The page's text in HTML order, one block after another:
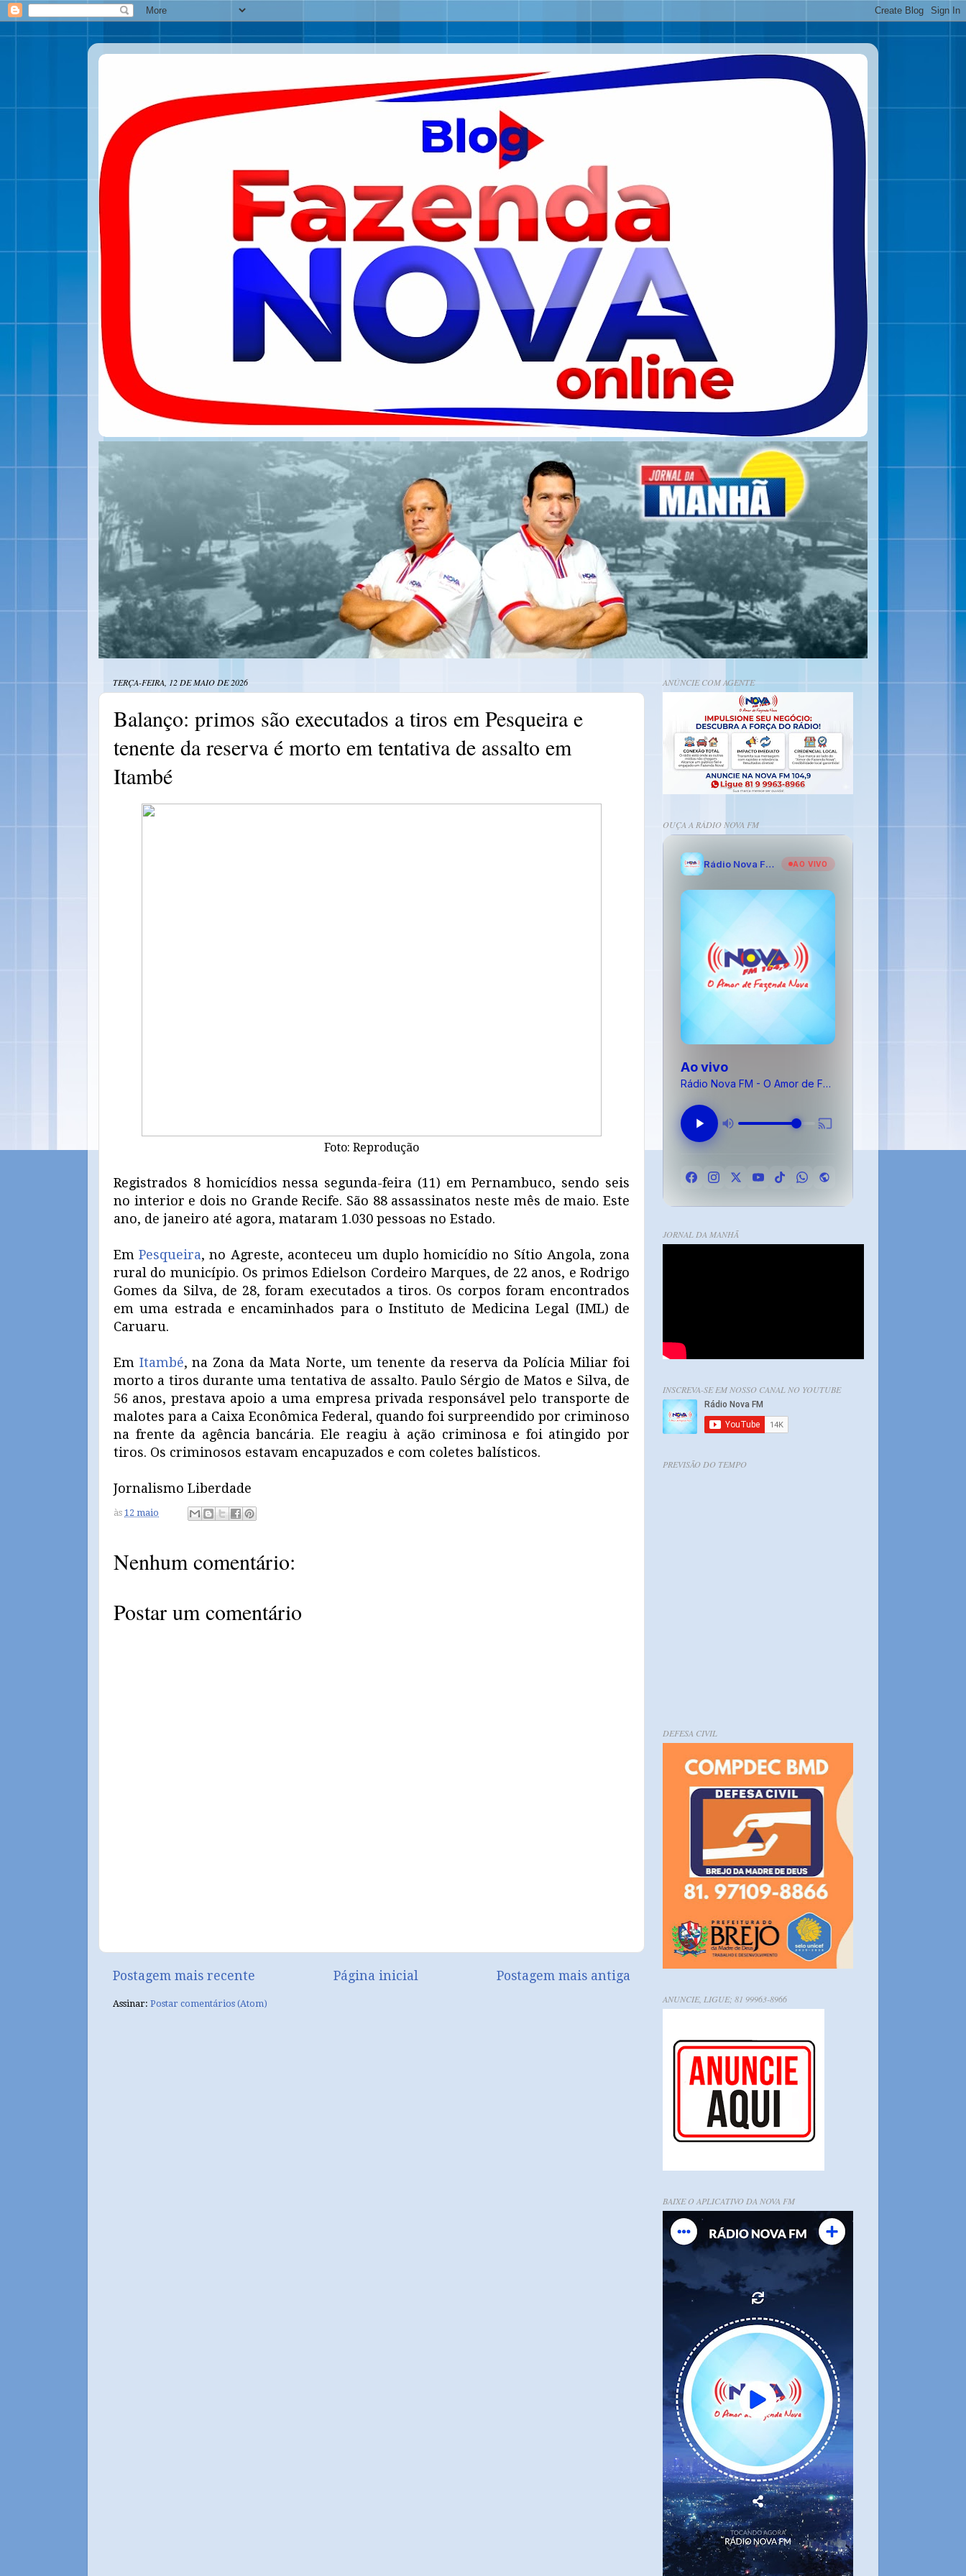
TERÇA-FEIRA, 12 DE MAIO DE 2026
Balanço: primos são executados a tiros em Pesqueira e
tenente da reserva é morto em tentativa de assalto em
Itambé
Foto: Reprodução
Registrados 8 homicídios nessa segunda-feira (11) em Pernambuco, sendo seis
no interior e dois no Grande Recife. São 88 assassinatos neste mês de maio. Este
ano, de janeiro até agora, mataram 1.030 pessoas no Estado.
EmPesqueira, no Agreste, aconteceu um duplo homicídio no Sítio Angola, zona
rural do município. Os primos Edielson Cordeiro Marques, de 22 anos, e Rodrigo
Gomes da Silva, de 28, foram executados a tiros. Os corpos foram encontrados
em uma estrada e encaminhados para o Instituto de Medicina Legal (IML) de
Caruaru.
Em Itambé, na Zona da Mata Norte, um tenente da reserva da Polícia Miliar foi
morto a tiros durante uma tentativa de assalto. Paulo Sérgio de Matos e Silva, de
56 anos, prestava apoio a uma empresa privada responsável pelo transporte de
malotes para a Caixa Econômica Federal, quando foi surpreendido por criminoso
na frente da agência bancária. Ele reagiu à ação criminosa e foi atingido por
tiros. Os criminosos estavam encapuzados e com coletes balísticos.
Jornalismo Liberdade
às 12 maio
Nenhum comentário:
Postar um comentário
Postagem mais recente Postagem mais antiga
Página inicial
Assinar: Postar comentários (Atom)
ANÚNCIE COM AGENTE
OUÇA A RÁDIO NOVA FM
Rádio Nova FM - O Amor de Fazenda Nova AO VIVO
Ao vivo
Rádio Nova FM - O Amor de Fazenda Nova
JORNAL DA MANHÃ
INSCREVA-SE EM NOSSO CANAL NO YOUTUBE
PREVISÃO DO TEMPO
DEFESA CIVIL
ANUNCIE, LIGUE; 81 99963-8966
BAIXE O APLICATIVO DA NOVA FM